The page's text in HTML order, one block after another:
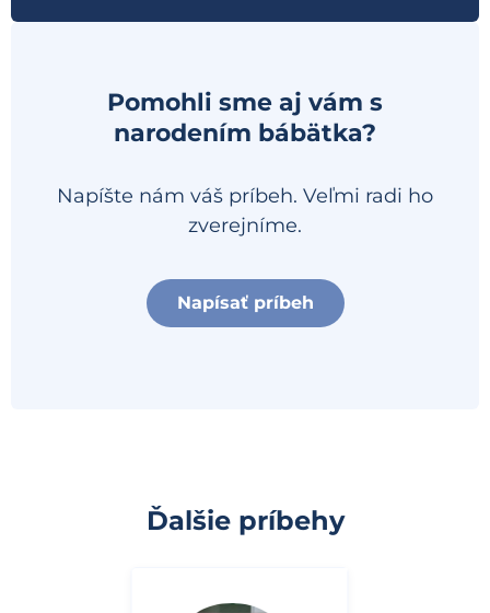
Pomohli sme aj vám s
narodením bábätka?
Napíšte nám váš príbeh. Veľmi radi ho
zverejníme.
Napísať príbeh
Ďalšie príbehy